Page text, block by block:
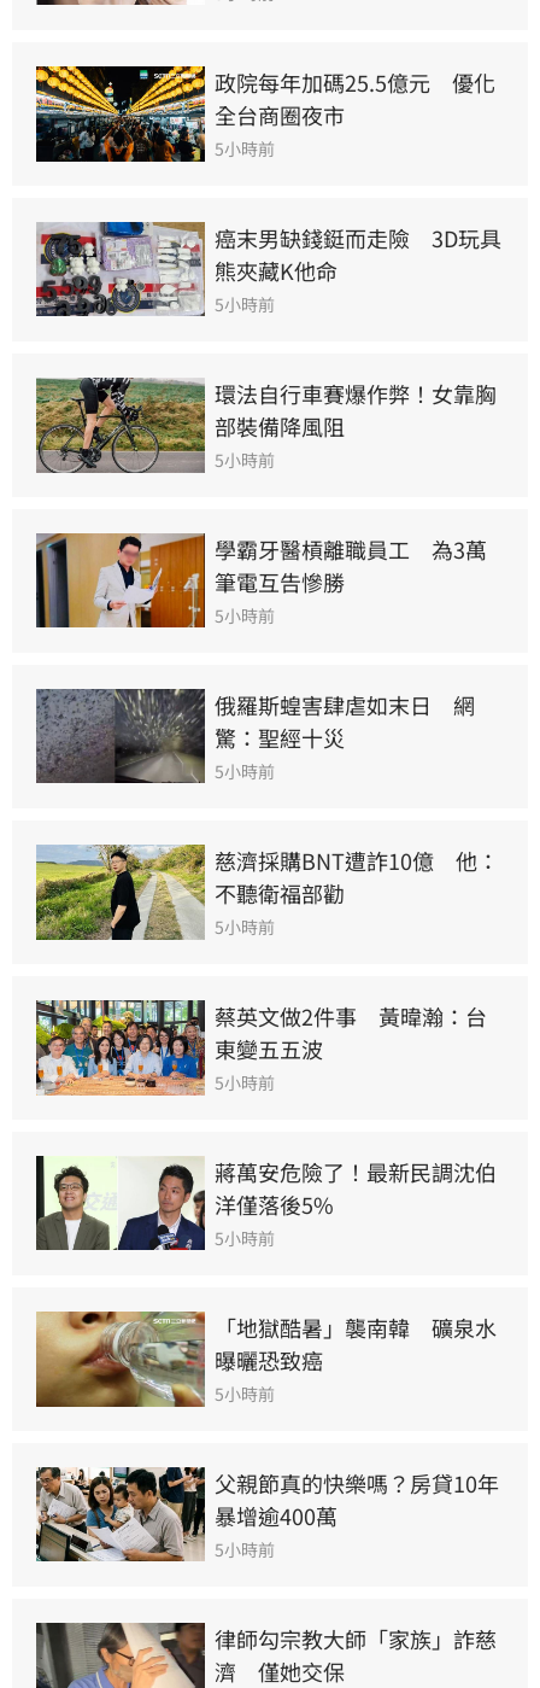
政院每年加碼25.5億元　優化
全台商圈夜市
5小時前
癌末男缺錢鋌而走險　3D玩具
熊夾藏K他命
5小時前
環法自行車賽爆作弊！女靠胸
部裝備降風阻
5小時前
學霸牙醫槓離職員工　為3萬
筆電互告慘勝
5小時前
俄羅斯蝗害肆虐如末日　網
驚：聖經十災
5小時前
慈濟採購BNT遭詐10億　他：
不聽衛福部勸
5小時前
蔡英文做2件事　黃暐瀚：台
東變五五波
5小時前
蔣萬安危險了！最新民調沈伯
洋僅落後5%
5小時前
「地獄酷暑」襲南韓　礦泉水
曝曬恐致癌
5小時前
父親節真的快樂嗎？房貸10年
暴增逾400萬
5小時前
律師勾宗教大師「家族」詐慈
濟　僅她交保